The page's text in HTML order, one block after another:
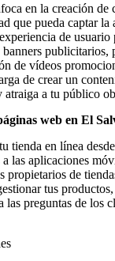
en la creación de
que pueda captar la
de usuario
publicitarios,
de vídeos
de crear un
atraiga a tu público
web en El
tienda en línea
las aplicaciones
propietarios de
tus
preguntas de los